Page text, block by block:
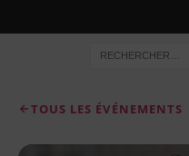
TOUS LES ÉVÉNEMENTS